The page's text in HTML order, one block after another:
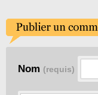
Nom (requis)